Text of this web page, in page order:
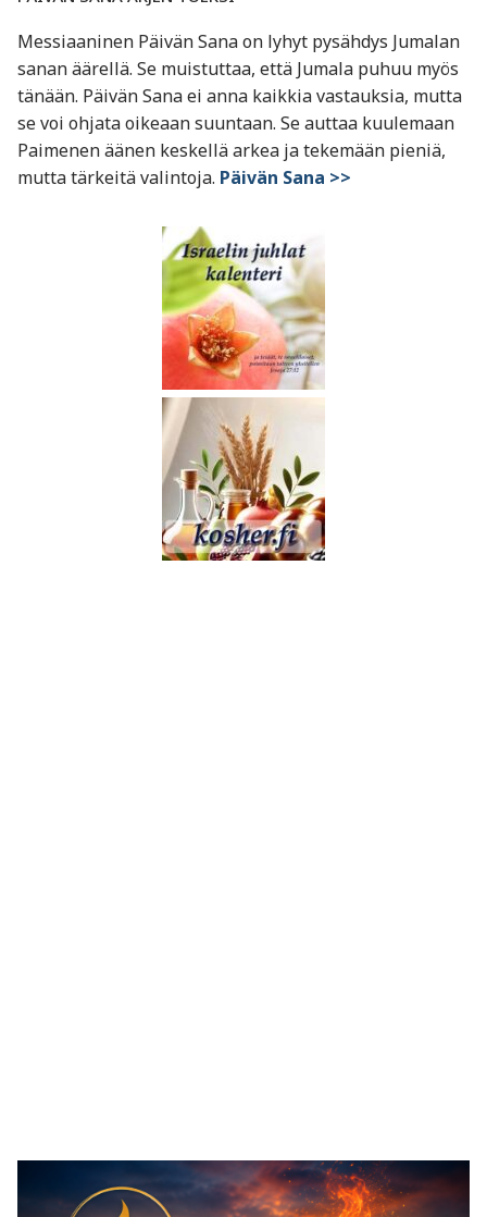
Messiaaninen Päivän Sana on lyhyt pysähdys Jumalan
sanan äärellä. Se muistuttaa, että Jumala puhuu myös
tänään. Päivän Sana ei anna kaikkia vastauksia, mutta
se voi ohjata oikeaan suuntaan. Se auttaa kuulemaan
Paimenen äänen keskellä arkea ja tekemään pieniä,
mutta tärkeitä valintoja. Päivän Sana >>